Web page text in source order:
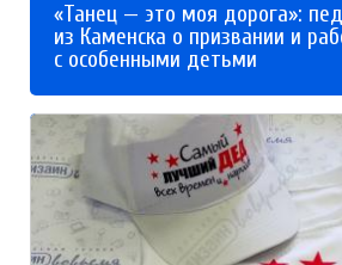
«Танец — это моя дорога»:
из Каменска о призвании и
с особенными детьми